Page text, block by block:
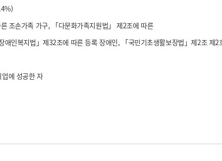
조손가족 가구, 「다문화가족지원법」 제2조에 따른
인복지법」제32조에 따른 등록 장애인, 「국민기초생활보장법」제2조 제2
에 성공한 자